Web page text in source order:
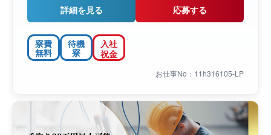
詳細を見る 応募する
寮費
無料
待機
寮
入社
祝金
お仕事No：11h316105-LP